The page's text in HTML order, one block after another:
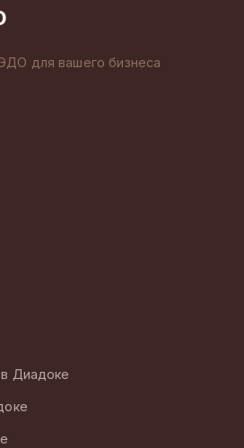
для вашего бизнеса
Диадоке